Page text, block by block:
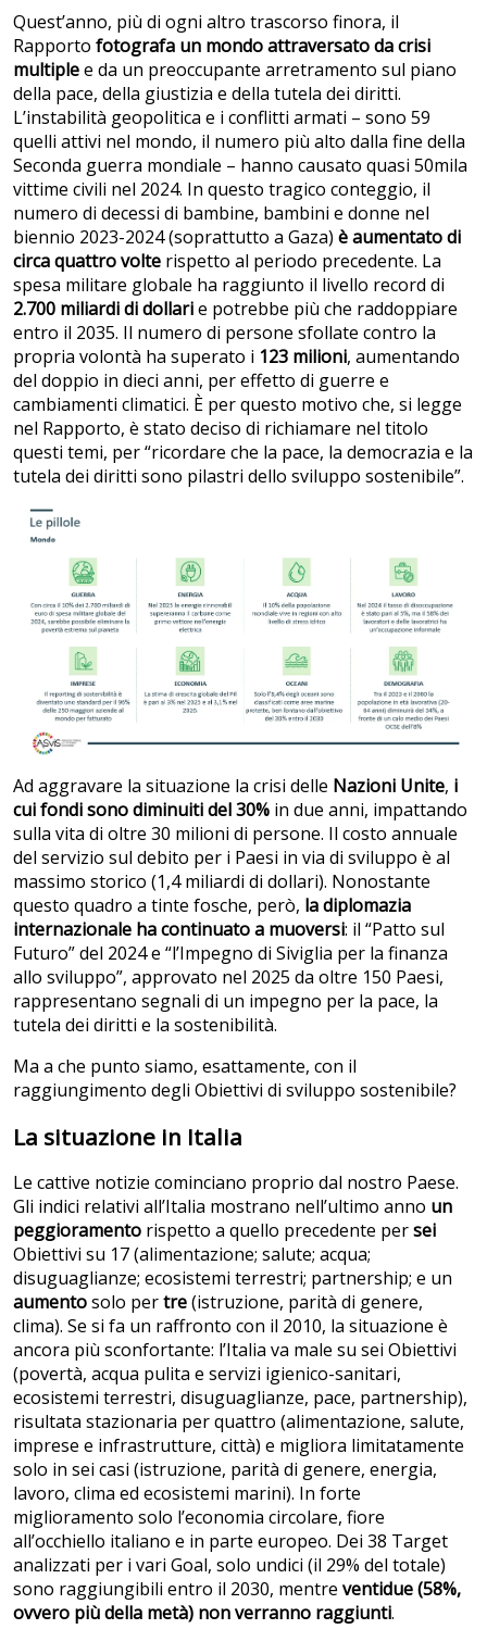
Quest’anno, più di ogni altro trascorso finora, il
Rapporto fotografa un mondo attraversato da crisi
multiplee da un preoccupante arretramento sul piano
della pace, della giustizia e della tutela dei diritti.
L’instabilità geopolitica e i conflitti armati – sono 59
quelli attivi nel mondo, il numero più alto dalla fine della
Seconda guerra mondiale – hanno causato quasi 50mila
vittime civili nel 2024. In questo tragico conteggio, il
numero di decessi di bambine, bambini e donne nel
biennio 2023-2024 (soprattutto a Gaza) è aumentato di
circa quattro volte rispetto al periodo precedente. La
spesa militare globale ha raggiunto il livello record di
2.700 miliardi di dollarie potrebbe più che raddoppiare
entro il 2035. Il numero di persone sfollate contro la
propria volontà ha superato i 123 milioni, aumentando
del doppio in dieci anni, per effetto di guerre e
cambiamenti climatici. È per questo motivo che, si legge
nel Rapporto, è stato deciso di richiamare nel titolo
questi temi, per “ricordare che la pace, la democrazia e la
tutela dei diritti sono pilastri dello sviluppo sostenibile”.
Ad aggravare la situazione la crisi delle Nazioni Unite, i
cui fondi sono diminuiti del 30% in due anni, impattando
sulla vita di oltre 30 milioni di persone. Il costo annuale
del servizio sul debito per i Paesi in via di sviluppo è al
massimo storico (1,4 miliardi di dollari). Nonostante
questo quadro a tinte fosche, però, la diplomazia
internazionale ha continuato a muoversi: il “Patto sul
Futuro” del 2024 e “l’Impegno di Siviglia per la finanza
allo sviluppo”, approvato nel 2025 da oltre 150 Paesi,
rappresentano segnali di un impegno per la pace, la
tutela dei diritti e la sostenibilità.
Ma a che punto siamo, esattamente, con il
raggiungimento degli Obiettivi di sviluppo sostenibile?
La situazione in Italia
Le cattive notizie cominciano proprio dal nostro Paese.
Gli indici relativi all’Italia mostrano nell’ultimo anno un
peggioramento rispetto a quello precedente persei
Obiettivi su 17 (alimentazione; salute; acqua;
disuguaglianze; ecosistemi terrestri; partnership; e un
aumentosolo pertre(istruzione, parità di genere,
clima). Se si fa un raffronto con il 2010, la situazione è
ancora più sconfortante: l’Italia va male su sei Obiettivi
(povertà, acqua pulita e servizi igienico-sanitari,
ecosistemi terrestri, disuguaglianze, pace, partnership),
risultata stazionaria per quattro (alimentazione, salute,
imprese e infrastrutture, città) e migliora limitatamente
solo in sei casi (istruzione, parità di genere, energia,
lavoro, clima ed ecosistemi marini). In forte
miglioramento solo l’economia circolare, fiore
all’occhiello italiano e in parte europeo. Dei 38 Target
analizzati per i vari Goal, solo undici (il 29% del totale)
sono raggiungibili entro il 2030, mentre ventidue (58%,
ovvero più della metà) non verranno raggiunti.